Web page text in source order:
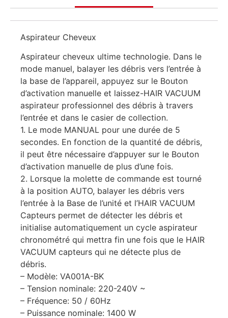
Aspirateur Cheveux
Aspirateur cheveux ultime technologie. Dans le
mode manuel, balayer les débris vers l’entrée à
la base de l’appareil, appuyez sur le Bouton
d’activation manuelle et laissez-HAIR VACUUM
aspirateur professionnel des débris à travers
l’entrée et dans le casier de collection.
1. Le mode MANUAL pour une durée de 5
secondes. En fonction de la quantité de débris,
il peut être nécessaire d’appuyer sur le Bouton
d’activation manuelle de plus d’une fois.
2. Lorsque la molette de commande est tourné
à la position AUTO, balayer les débris vers
l’entrée à la Base de l’unité et l’HAIR VACUUM
Capteurs permet de détecter les débris et
initialise automatiquement un cycle aspirateur
chronométré qui mettra fin une fois que le HAIR
VACUUM capteurs qui ne détecte plus de
débris.
– Modèle: VA001A-BK
– Tension nominale: 220-240V ~
– Fréquence: 50 / 60Hz
– Puissance nominale: 1400 W